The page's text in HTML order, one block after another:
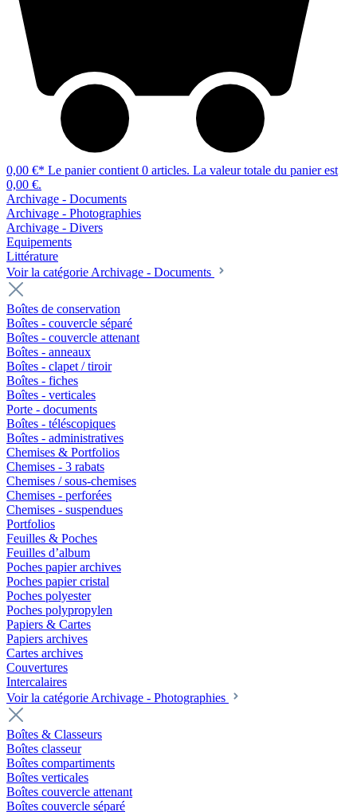
0,00 €* Le panier contient 0 articles. La valeur totale du panier est
0,00 €.
Archivage - Documents
Archivage - Photographies
Archivage - Divers
Equipements
Littérature
Voir la catégorie Archivage - Documents
Boîtes de conservation
Boîtes - couvercle séparé
Boîtes - couvercle attenant
Boîtes - anneaux
Boîtes - clapet / tiroir
Boîtes - fiches
Boîtes - verticales
Porte - documents
Boîtes - téléscopiques
Boîtes - administratives
Chemises & Portfolios
Chemises - 3 rabats
Chemises / sous-chemises
Chemises - perforées
Chemises - suspendues
Portfolios
Feuilles & Poches
Feuilles d’album
Poches papier archives
Poches papier cristal
Poches polyester
Poches polypropylen
Papiers & Cartes
Papiers archives
Cartes archives
Couvertures
Intercalaires
Voir la catégorie Archivage - Photographies
Boîtes & Classeurs
Boîtes classeur
Boîtes compartiments
Boîtes verticales
Boîtes couvercle attenant
Boîtes couvercle séparé